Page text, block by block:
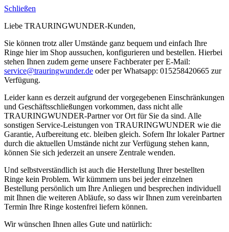
Schließen
Liebe TRAURINGWUNDER-Kunden,
Sie können trotz aller Umstände ganz bequem und einfach Ihre
Ringe hier im Shop aussuchen, konfigurieren und bestellen. Hierbei
stehen Ihnen zudem gerne unsere Fachberater per E-Mail:
service@trauringwunder.de oder per Whatsapp: 015258420665 zur
Verfügung.
Leider kann es derzeit aufgrund der vorgegebenen Einschränkungen
und Geschäftsschließungen vorkommen, dass nicht alle
TRAURINGWUNDER-Partner vor Ort für Sie da sind. Alle
sonstigen Service-Leistungen von TRAURINGWUNDER wie die
Garantie, Aufbereitung etc. bleiben gleich. Sofern Ihr lokaler Partner
durch die aktuellen Umstände nicht zur Verfügung stehen kann,
können Sie sich jederzeit an unsere Zentrale wenden.
Und selbstverständlich ist auch die Herstellung Ihrer bestellten
Ringe kein Problem. Wir kümmern uns bei jeder einzelnen
Bestellung persönlich um Ihre Anliegen und besprechen individuell
mit Ihnen die weiteren Abläufe, so dass wir Ihnen zum vereinbarten
Termin Ihre Ringe kostenfrei liefern können.
Wir wünschen Ihnen alles Gute und natürlich: